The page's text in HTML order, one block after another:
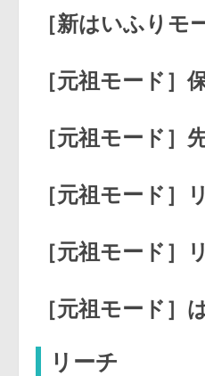
［新はいふりモ
［元祖モード］
［元祖モード
［元祖モード］
［元祖モード］
［元祖モード］
リーチ